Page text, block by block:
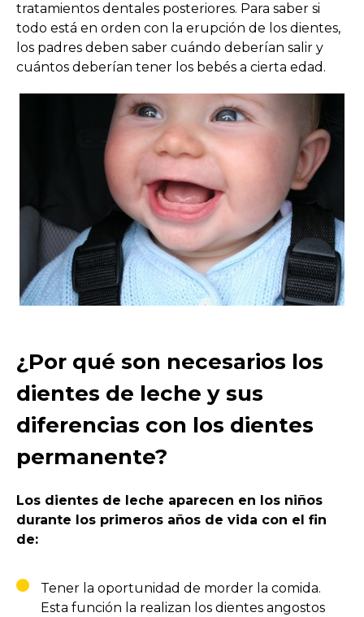
tratamientos dentales posteriores. Para saber si
todo está en orden con la erupción de los dientes,
los padres deben saber cuándo deberían salir y
cuántos deberían tener los bebés a cierta edad.
¿Por qué son necesarios los
dientes de leche y sus
diferencias con los dientes
permanente?
Los dientes de leche aparecen en los niños
durante los primeros años de vida con el fin
de:
Tener la oportunidad de morder la comida.
Esta función la realizan los dientes angostos